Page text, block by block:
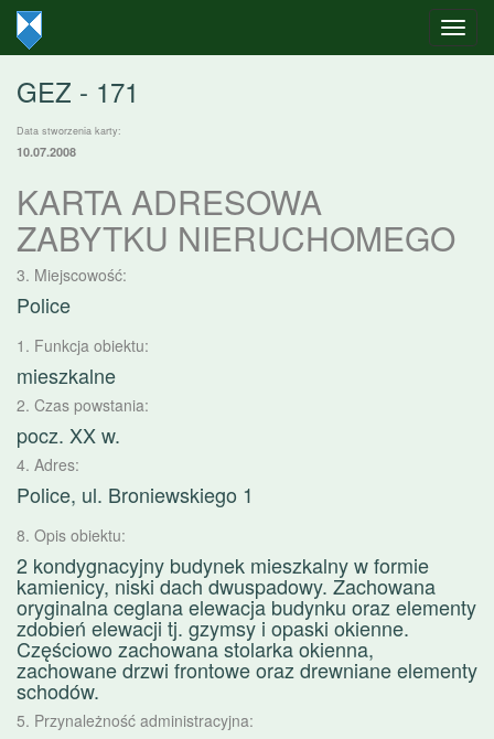
GEZ - 171
Data stworzenia karty:
10.07.2008
KARTA ADRESOWA
ZABYTKU NIERUCHOMEGO
3. Miejscowość:
Police
1. Funkcja obiektu:
mieszkalne
2. Czas powstania:
pocz. XX w.
4. Adres:
Police, ul. Broniewskiego 1
8. Opis obiektu:
2 kondygnacyjny budynek mieszkalny w formie
kamienicy, niski dach dwuspadowy. Zachowana
oryginalna ceglana elewacja budynku oraz elementy
zdobień elewacji tj. gzymsy i opaski okienne.
Częściowo zachowana stolarka okienna,
zachowane drzwi frontowe oraz drewniane elementy
schodów.
5. Przynależność administracyjna: